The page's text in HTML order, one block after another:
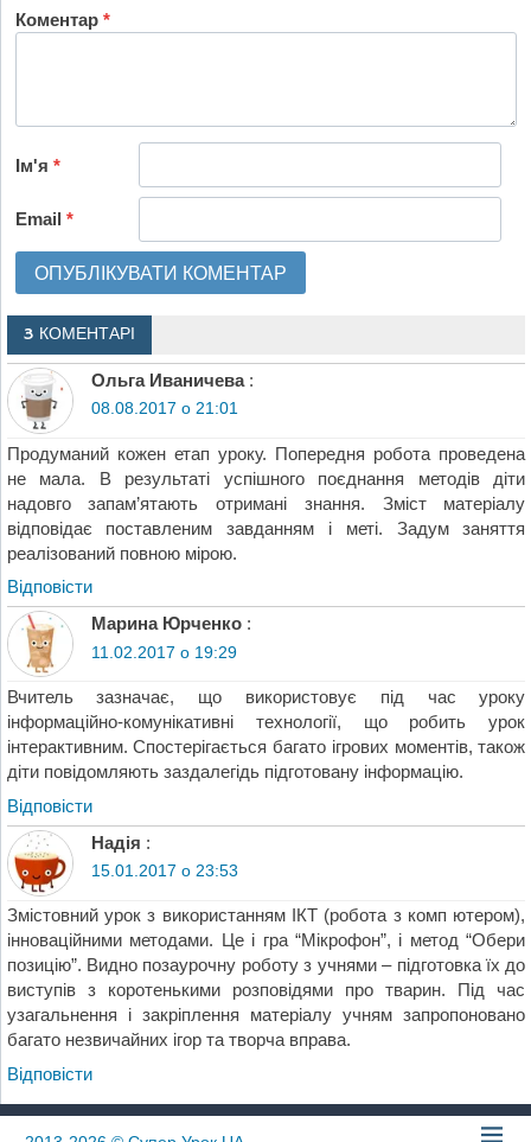
Коментар*
Ім'я*
Email*
3 КОМЕНТАРІ
Ольга Иваничева :
08.08.2017 о 21:01
Продуманий кожен етап уроку. Попередня робота проведена
не мала. В результаті успішного поєднання методів діти
надовго запам’ятають отримані знання. Зміст матеріалу
відповідає поставленим завданням і меті. Задум заняття
реалізований повною мірою.
Відповіcти
Марина Юрченко :
11.02.2017 о 19:29
Вчитель зазначає, що використовує під час уроку
інформаційно-комунікативні технології, що робить урок
інтерактивним. Спостерігається багато ігрових моментів, також
діти повідомляють заздалегідь підготовану інформацію.
Відповіcти
Надія :
15.01.2017 о 23:53
Змістовний урок з використанням ІКТ (робота з комп ютером),
інноваційними методами. Це і гра “Мікрофон”, і метод “Обери
позицію”. Видно позаурочну роботу з учнями – підготовка їх до
виступів з коротенькими розповідями про тварин. Під час
узагальнення і закріплення матеріалу учням запропоновано
багато незвичайних ігор та творча вправа.
Відповіcти